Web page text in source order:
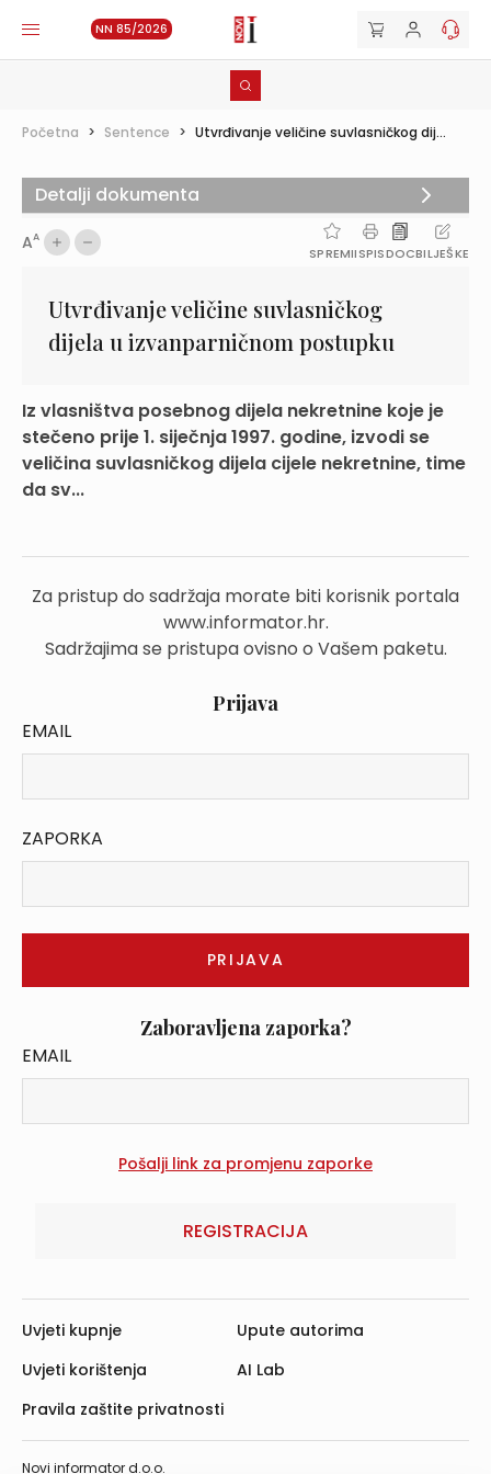
NN 85/2026
Početna > Sentence > Utvrđivanje veličine suvlasničkog dij...
AA
SPREMIISPISDOCBILJEŠKE
Utvrđivanje veličine suvlasničkog
dijela u izvanparničnom postupku
Iz vlasništva posebnog dijela nekretnine koje je
stečeno prije 1. siječnja 1997. godine, izvodi se
veličina suvlasničkog dijela cijele nekretnine, time
da sv...
Za pristup do sadržaja morate biti korisnik portala
www.informator.hr.
Sadržajima se pristupa ovisno o Vašem paketu.
Prijava
EMAIL
ZAPORKA
Zaboravljena zaporka?
EMAIL
REGISTRACIJA
Detalji dokumenta
Novi informator d.o.o.
Uvjeti kupnje
Uvjeti korištenja
Pravila zaštite privatnosti
Upute autorima
AI Lab